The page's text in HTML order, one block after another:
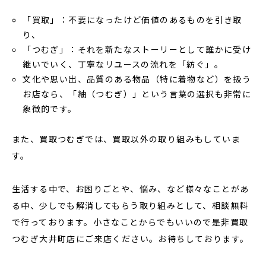
「買取」：不要になったけど価値のあるものを引き取
り、
「つむぎ」：それを新たなストーリーとして誰かに受け
継いでいく、丁寧なリユースの流れを「紡ぐ」。
文化や思い出、品質のある物品（特に着物など）を扱う
お店なら、「紬（つむぎ）」という言葉の選択も非常に
象徴的です。
また、買取つむぎでは、買取以外の取り組みもしていま
す。
生活する中で、お困りごとや、悩み、など様々なことがあ
る中、少しでも解消してもらう取り組みとして、相談無料
で行っております。小さなことからでもいいので是非買取
つむぎ大井町店にご来店ください。お待ちしております。